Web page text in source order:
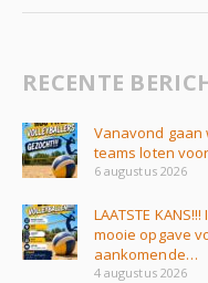
RECENTE
Vanavond gaan
teams loten
6 augustus 2026
LAATSTE
mooie opgave
aankomende…
4 augustus 2026